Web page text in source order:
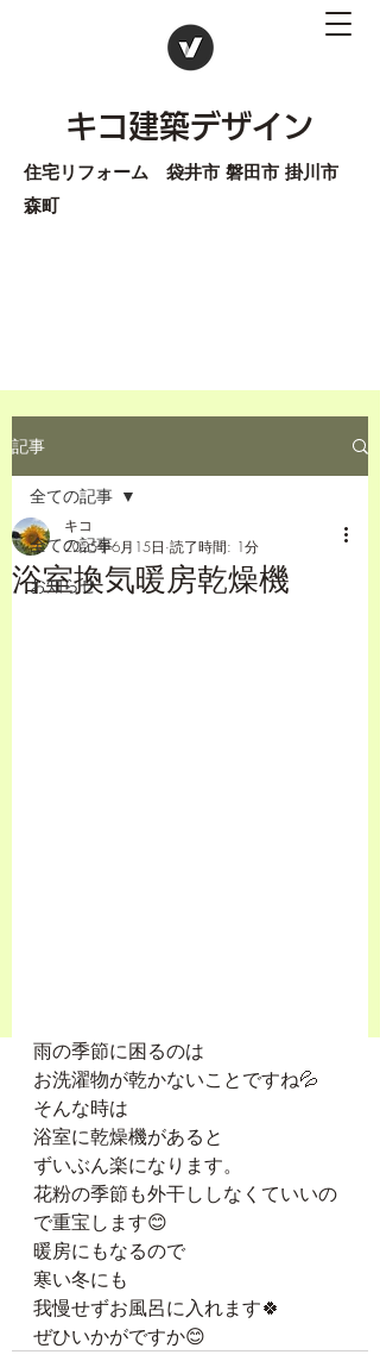
キコ建築デザイン
住宅リフォーム 袋井市 磐田市 掛川市
森町
記事
全ての記事
お知らせ
全ての記事
浴室換気暖房乾燥機
キコ
2025年6月15日 読了時間: 1分
雨の季節に困るのは
お洗濯物が乾かないことですね💦
そんな時は
浴室に乾燥機があると
ずいぶん楽になります。
花粉の季節も外干ししなくていいの
で重宝します😊
暖房にもなるので
寒い冬にも
我慢せずお風呂に入れます🍀
ぜひいかがですか😊